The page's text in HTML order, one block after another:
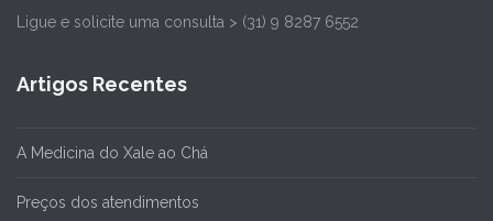
Ligue e solicite uma consulta > (31) 9 8287 6552
Artigos Recentes
A Medicina do Xale ao Chá
Preços dos atendimentos